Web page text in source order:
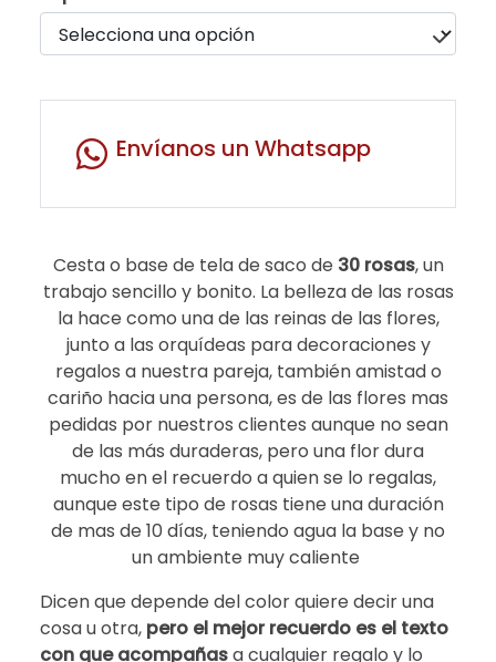
Envíanos un Whatsapp
Cesta o base de tela de saco de 30 rosas, un
trabajo sencillo y bonito. La belleza de las rosas
la hace como una de las reinas de las flores,
junto a las orquídeas para decoraciones y
regalos a nuestra pareja, también amistad o
cariño hacia una persona, es de las flores mas
pedidas por nuestros clientes aunque no sean
de las más duraderas, pero una flor dura
mucho en el recuerdo a quien se lo regalas,
aunque este tipo de rosas tiene una duración
de mas de 10 días, teniendo agua la base y no
un ambiente muy caliente
Dicen que depende del color quiere decir una
cosa u otra, pero el mejor recuerdo es el texto
con que acompañasa cualquier regalo y lo